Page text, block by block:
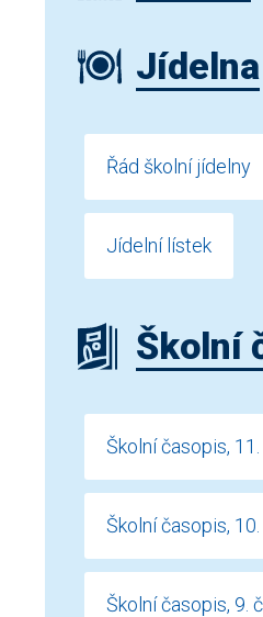
Jídelna
Řád školní jídelny
Jídelní lístek
Školní
Školní časopis,
Školní časopis,
Školní časopis, 9.